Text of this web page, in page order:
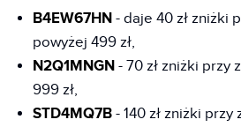
B4EW67HN - daje 40 zł zniżki
powyżej 499 zł,
N2Q1MNGN - 70 zł zniżki przy
999 zł,
STD4MQ7B - 140 zł zniżki